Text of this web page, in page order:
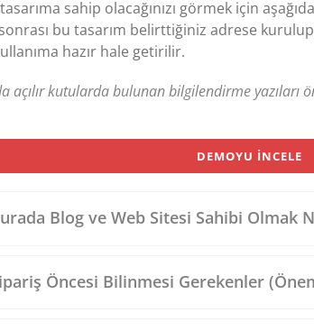
sahip olacağınızı görmek için
bu tasarım belirttiğiniz adrese
hazır hale getirilir.
açılır kutularda bulunan bilgilendirme
DEMOYU İNCELE
Blog ve Web Sitesi Sahibi Olmak
Öncesi Bilinmesi Gerekenler